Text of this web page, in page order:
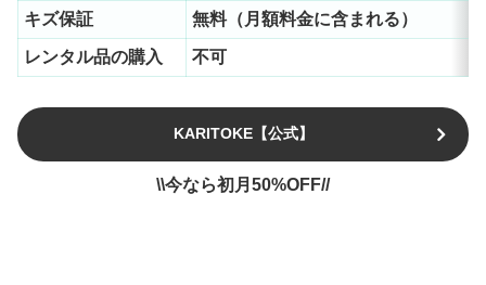
キズ保証 無料（月額料金に含まれる）
レンタル品の購入 不可
KARITOKE【公式】
\\今なら初月50%OFF//